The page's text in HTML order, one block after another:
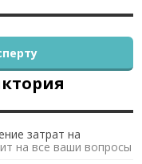
на все ваши вопросы
затрат на